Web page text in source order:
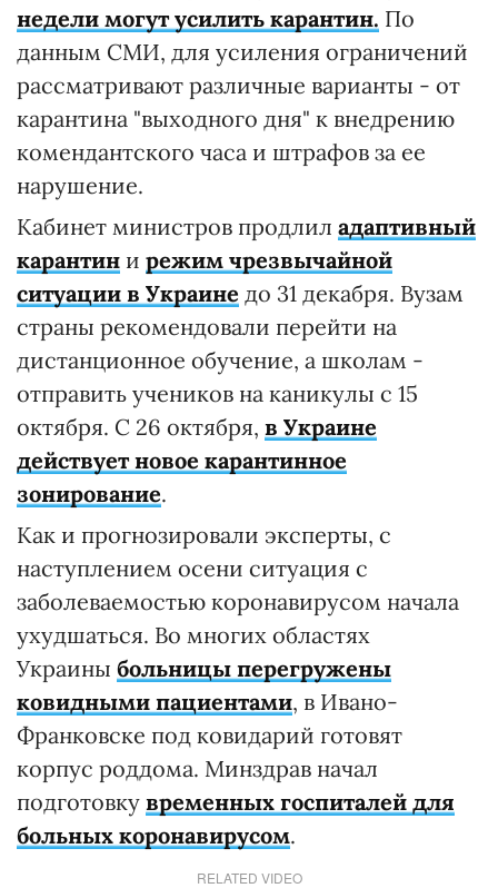
недели могут усилить карантин. По
данным СМИ, для усиления ограничений
рассматривают различные варианты - от
карантина "выходного дня" к внедрению
комендантского часа и штрафов за ее
нарушение.
Кабинет министров продлил адаптивный
карантин и режим чрезвычайной
ситуации в Украине до 31 декабря. Вузам
страны рекомендовали перейти на
дистанционное обучение, а школам -
отправить учеников на каникулы с 15
октября. С 26 октября, в Украине
действует новое карантинное
зонирование.
Как и прогнозировали эксперты, с
наступлением осени ситуация с
заболеваемостью коронавирусом начала
ухудшаться. Во многих областях
Украины больницы перегружены
ковидными пациентами, в Ивано-
Франковске под ковидарий готовят
корпус роддома. Минздрав начал
подготовку временных госпиталей для
больных коронавирусом.
RELATED VIDEO